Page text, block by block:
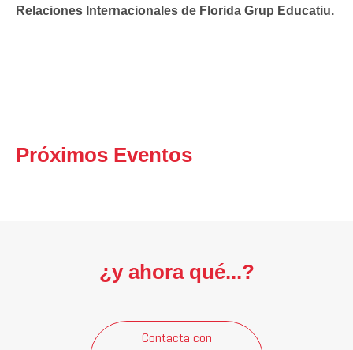
Relaciones Internacionales de Florida Grup Educatiu.
Próximos Eventos
¿y ahora qué...?
Contacta con